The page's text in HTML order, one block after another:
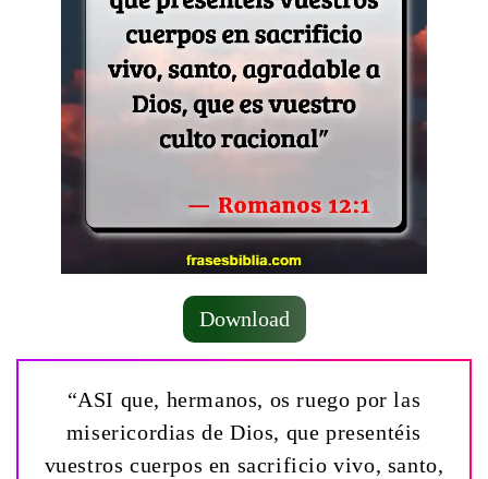
Download
“ASI que, hermanos, os ruego por las
misericordias de Dios, que presentéis
vuestros cuerpos en sacrificio vivo, santo,